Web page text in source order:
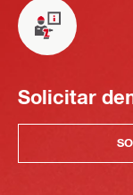
Solicitar